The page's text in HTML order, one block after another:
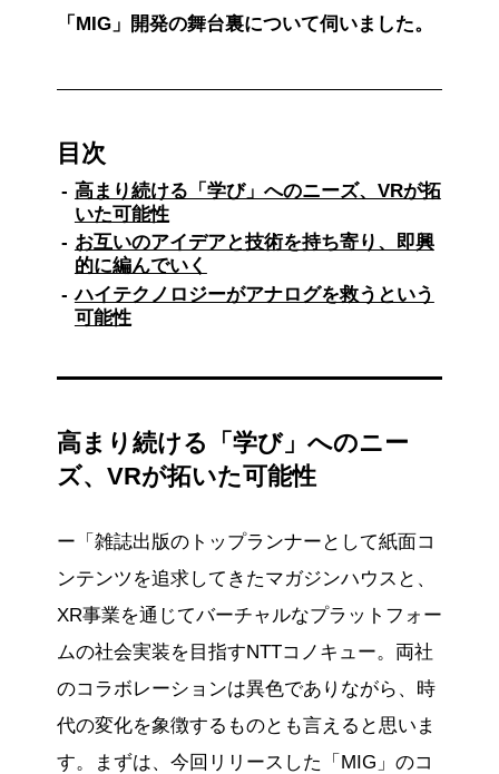
「MIG」開発の舞台裏について伺いました。
目次
高まり続ける「学び」へのニーズ、VRが拓
いた可能性
お互いのアイデアと技術を持ち寄り、即興
的に編んでいく
ハイテクノロジーがアナログを救うという
可能性
高まり続ける「学び」へのニー
ズ、VRが拓いた可能性
ー「雑誌出版のトップランナーとして紙面コ
ンテンツを追求してきたマガジンハウスと、
XR事業を通じてバーチャルなプラットフォー
ムの社会実装を目指すNTTコノキュー。両社
のコラボレーションは異色でありながら、時
代の変化を象徴するものとも言えると思いま
す。まずは、今回リリースした「MIG」のコ